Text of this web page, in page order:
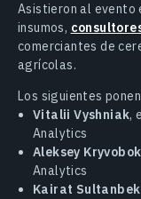
Asistieron al evento
insumos,
comerciantes de
agrícolas.
Los siguientes
Vitalii Vyshniak,
Analytics
Aleksey Kryvobok
Analytics
Kairat